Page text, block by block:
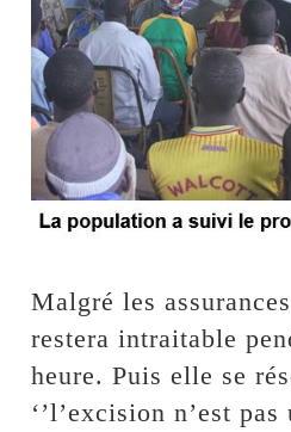
Malgré les
restera intraitable
heure. Puis elle se
‘’l’excision n’est pas